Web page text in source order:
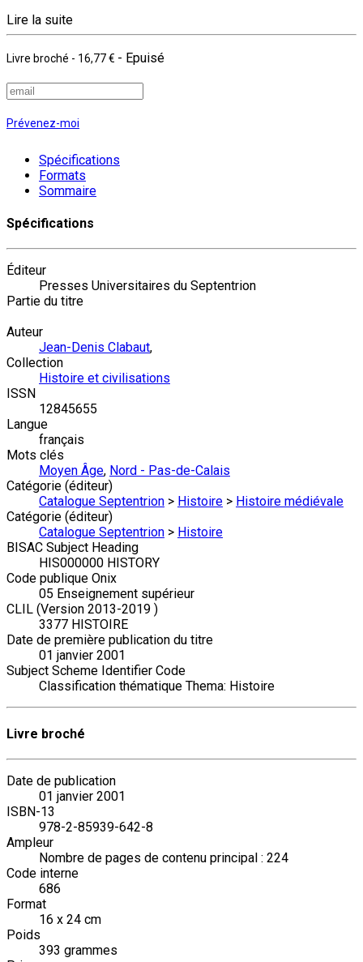
Lire la suite
Livre broché - 16,77 € - Epuisé
Prévenez-moi
Spécifications
Formats
Sommaire
Spécifications
Éditeur
Presses Universitaires du Septentrion
Partie du titre
Auteur
Jean-Denis Clabaut,
Collection
Histoire et civilisations
ISSN
12845655
Langue
français
Mots clés
Moyen Âge, Nord - Pas-de-Calais
Catégorie (éditeur)
Catalogue Septentrion > Histoire > Histoire médiévale
Catégorie (éditeur)
Catalogue Septentrion > Histoire
BISAC Subject Heading
HIS000000 HISTORY
Code publique Onix
05 Enseignement supérieur
CLIL (Version 2013-2019 )
3377 HISTOIRE
Date de première publication du titre
01 janvier 2001
Subject Scheme Identifier Code
Classification thématique Thema: Histoire
Livre broché
Date de publication
01 janvier 2001
ISBN-13
978-2-85939-642-8
Ampleur
Nombre de pages de contenu principal : 224
Code interne
686
Format
16 x 24 cm
Poids
393 grammes